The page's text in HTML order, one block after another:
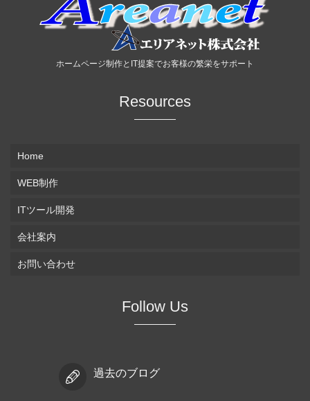
ホームページ制作とIT提案でお客様の繁栄をサポート
Resources
Home
WEB制作
ITツール開発
会社案内
お問い合わせ
Follow Us
過去のブログ